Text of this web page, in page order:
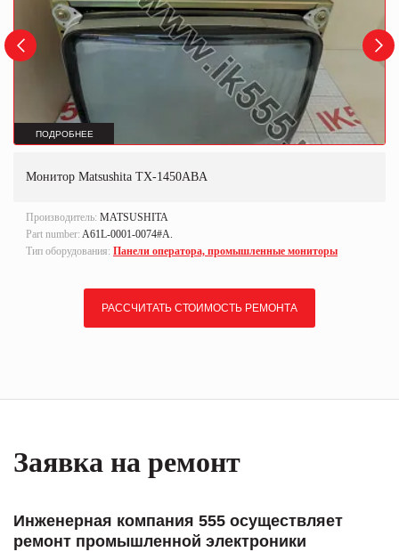
ПОДРОБНЕЕ
Монитор Matsushita TX-1450ABA
Производитель: MATSUSHITA
Part number: A61L-0001-0074#A.
Тип оборудования: Панели оператора, промышленные мониторы
РАССЧИТАТЬ СТОИМОСТЬ РЕМОНТА
Заявка на ремонт
Инженерная компания 555 осуществляет
ремонт промышленной электроники